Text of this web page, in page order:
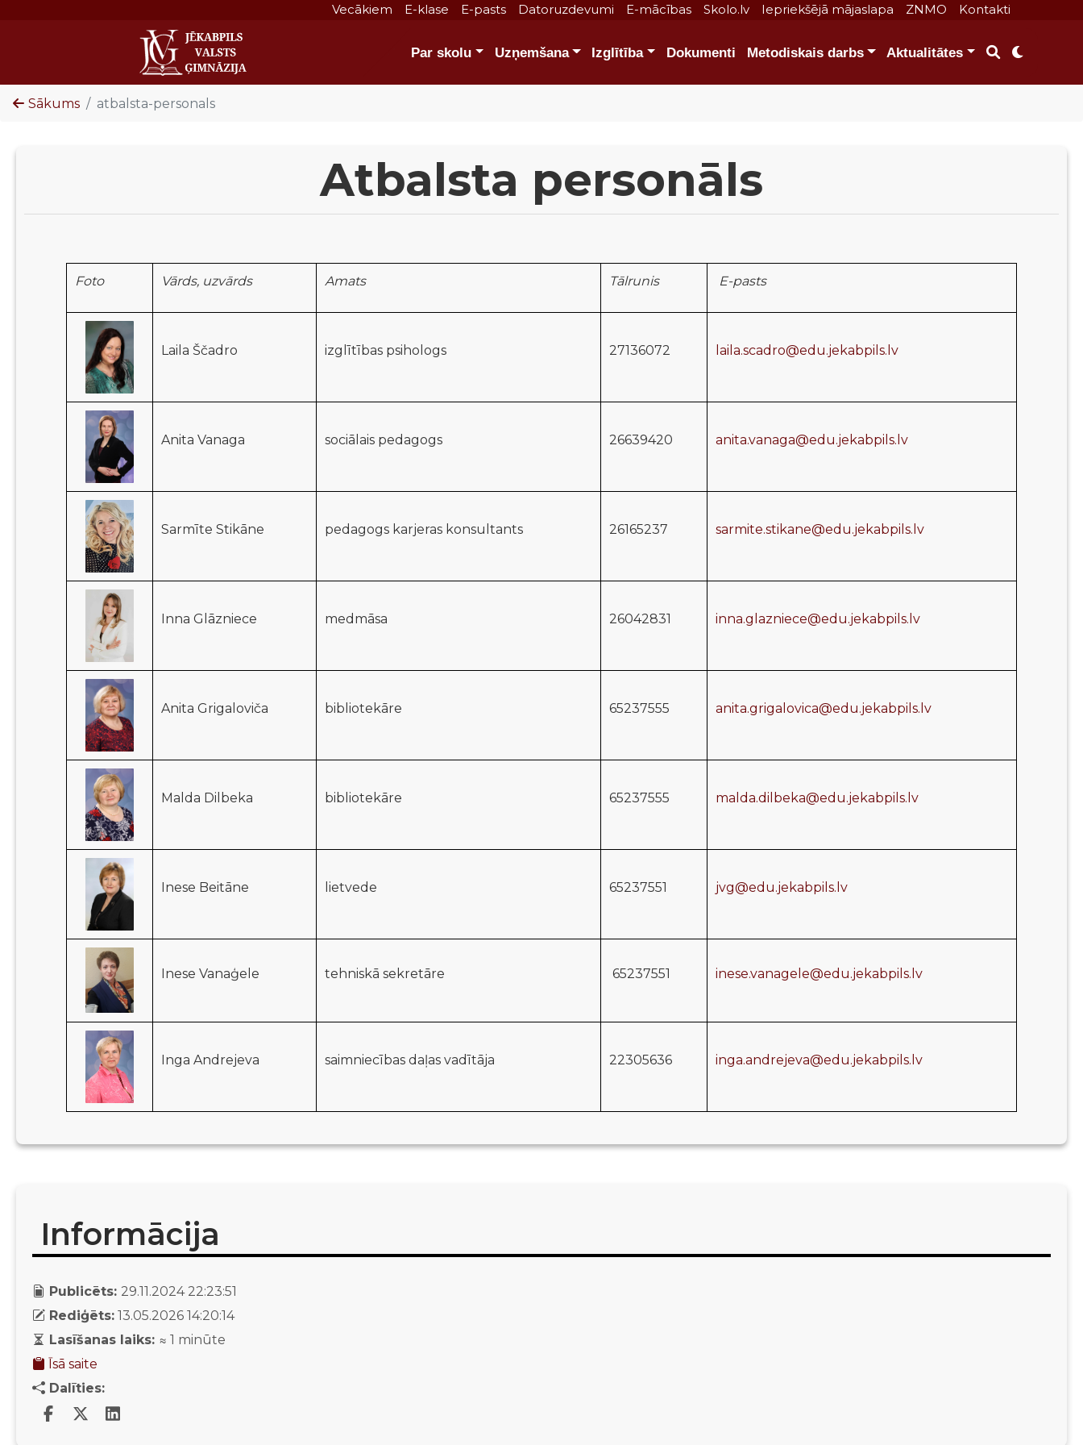
Vecākiem E-klase E-pasts Datoruzdevumi E-mācības Skolo.lv Iepriekšējā mājaslapa ZNMO Kontakti
Par skolu Uzņemšana Izglītība Dokumenti Metodiskais darbs Aktualitātes
Sākums atbalsta-personals
Atbalsta personāls
Foto Vārds, uzvārds Amats Tālrunis E-pasts
Laila Ščadro izglītības psihologs 27136072 laila.scadro@edu.jekabpils.lv
Anita Vanaga sociālais pedagogs 26639420 anita.vanaga@edu.jekabpils.lv
Sarmīte Stikāne pedagogs karjeras konsultants 26165237 sarmite.stikane@edu.jekabpils.lv
Inna Glāzniece medmāsa 26042831 inna.glazniece@edu.jekabpils.lv
Anita Grigaloviča bibliotekāre 65237555 anita.grigalovica@edu.jekabpils.lv
Malda Dilbeka bibliotekāre 65237555 malda.dilbeka@edu.jekabpils.lv
Inese Beitāne lietvede 65237551 jvg@edu.jekabpils.lv
Inese Vanaģele tehniskā sekretāre 65237551 inese.vanagele@edu.jekabpils.lv
Inga Andrejeva saimniecības daļas vadītāja 22305636 inga.andrejeva@edu.jekabpils.lv
Informācija
Publicēts: 29.11.2024 22:23:51
Rediģēts: 13.05.2026 14:20:14
Lasīšanas laiks: ≈ 1 minūte
Īsā saite
Dalīties: